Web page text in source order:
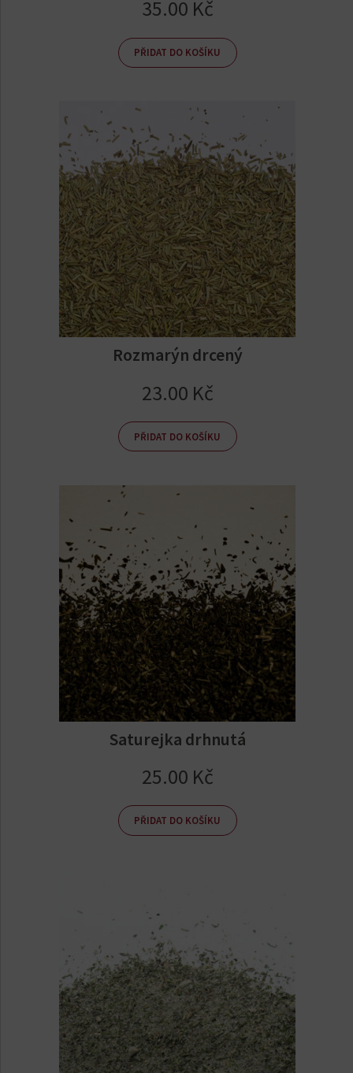
35.00 Kč
PŘIDAT DO KOŠÍKU
Rozmarýn drcený
23.00 Kč
PŘIDAT DO KOŠÍKU
Saturejka drhnutá
25.00 Kč
PŘIDAT DO KOŠÍKU